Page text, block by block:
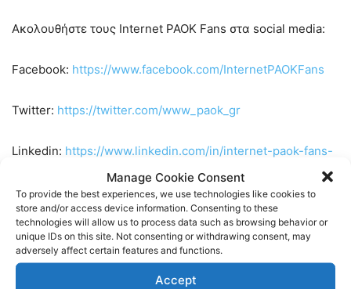
Manage Cookie Consent
To provide the best experiences, we use technologies like cookies to
store and/or access device information. Consenting to these
technologies will allow us to process data such as browsing behavior or
unique IDs on this site. Not consenting or withdrawing consent, may
adversely affect certain features and functions.
Accept
Ακολουθήστε τους Internet PAOK Fans στα social media:
Facebook: https://www.facebook.com/InternetPAOKFans
Twitter: https://twitter.com/www_paok_gr
Linkedin: https://www.linkedin.com/in/internet-paok-fans-
Instagram:https://www.instagram.com/internetpaokfans
#paok #paokfans #παοκ #thessaloniki